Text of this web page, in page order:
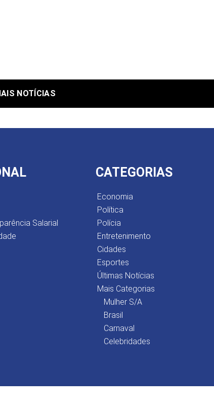
NOTÍCIAS
Salarial
CATEGORIAS
Economia
Política
Polícia
Entretenimento
Cidades
Esportes
Últimas Notícias
Mais Categorias
Mulher S/A
Brasil
Carnaval
Celebridades